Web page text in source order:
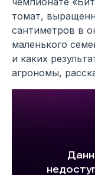
томат,
сантиметров в
маленького
и каких
агрономы,